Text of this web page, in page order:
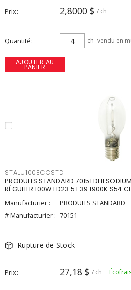
Prix 2,8000 $ / ch
Quantité ch vendu en
AJOUTER AU
PANIER
STALU100ECOSTD
PRODUITS STANDARD 70151 DHI
RÉGULIER 100W ED23.5 E39 1900K S54
Manufacturier :
PRODUITS STANDARD
# Manufacturier : 70151
Rupture de Stock
Prix 27,18 $ / ch